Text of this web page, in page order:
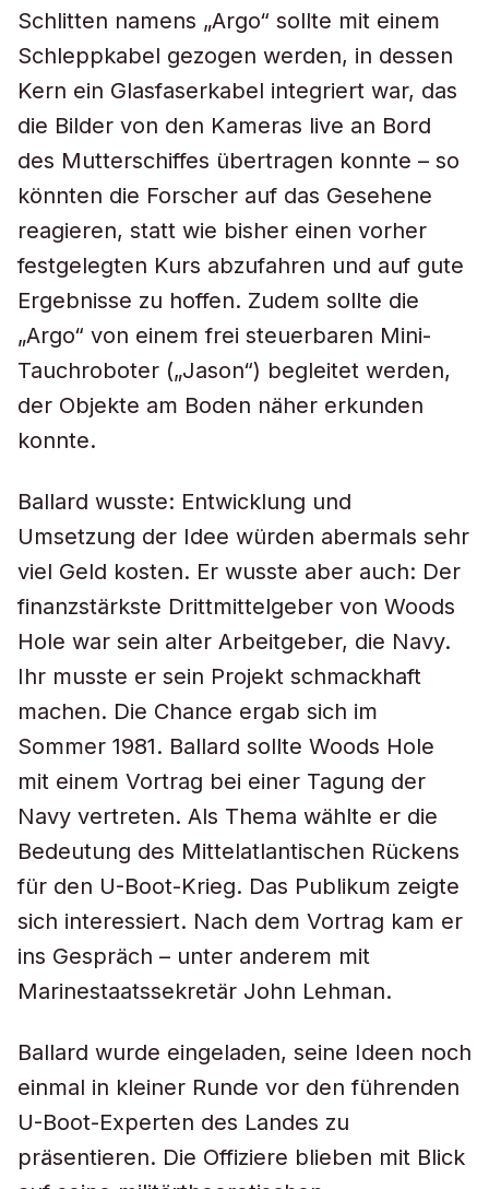
Schlitten namens „Argo“ sollte mit einem
Schleppkabel gezogen werden, in dessen
Kern ein Glasfaserkabel integriert war, das
die Bilder von den Kameras live an Bord
des Mutterschiffes übertragen konnte – so
könnten die Forscher auf das Gesehene
reagieren, statt wie bisher einen vorher
festgelegten Kurs abzufahren und auf gute
Ergebnisse zu hoffen. Zudem sollte die
„Argo“ von einem frei steuerbaren Mini-
Tauchroboter („Jason“) begleitet werden,
der Objekte am Boden näher erkunden
konnte.
Ballard wusste: Entwicklung und
Umsetzung der Idee würden abermals sehr
viel Geld kosten. Er wusste aber auch: Der
finanzstärkste Drittmittelgeber von Woods
Hole war sein alter Arbeitgeber, die Navy.
Ihr musste er sein Projekt schmackhaft
machen. Die Chance ergab sich im
Sommer 1981. Ballard sollte Woods Hole
mit einem Vortrag bei einer Tagung der
Navy vertreten. Als Thema wählte er die
Bedeutung des Mittelatlantischen Rückens
für den U-Boot-Krieg. Das Publikum zeigte
sich interessiert. Nach dem Vortrag kam er
ins Gespräch – unter anderem mit
Marinestaatssekretär John Lehman.
Ballard wurde eingeladen, seine Ideen noch
einmal in kleiner Runde vor den führenden
U-Boot-Experten des Landes zu
präsentieren. Die Offiziere blieben mit Blick